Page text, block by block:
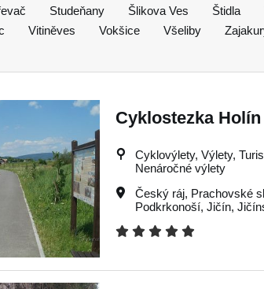
Studeňany Šlikova Ves Štidla
Vitiněves Vokšice Všeliby
Cyklostezka
Cyklovýlety, Výlety,
Nenáročné výlety
Český ráj, Prachovské
Podkrkonoší, Jičín,